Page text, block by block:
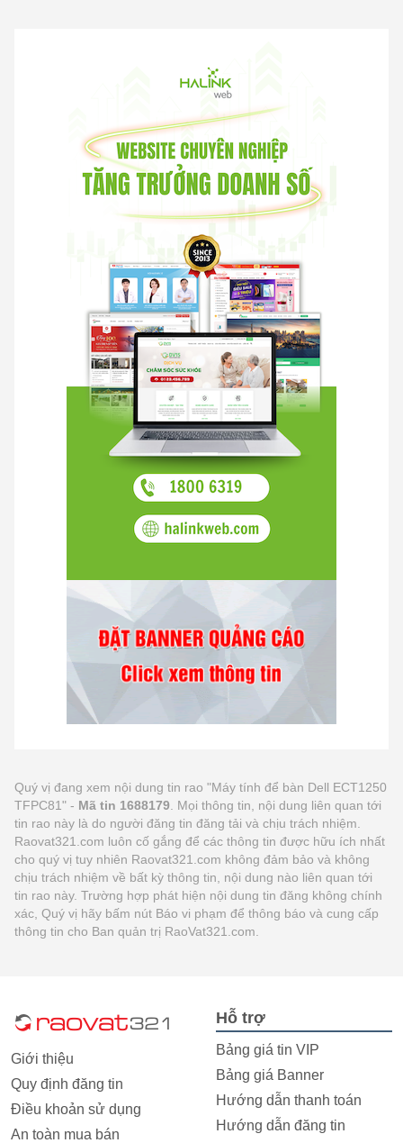
Quý vị đang xem nội dung tin rao "Máy tính để bàn Dell ECT1250
TFPC81" - Mã tin 1688179 . Mọi thông tin, nội dung liên quan tới
tin rao này là do người đăng tin đăng tải và chịu trách nhiệm.
Raovat321.com luôn cố gắng để các thông tin được hữu ích nhất
cho quý vị tuy nhiên Raovat321.com không đảm bảo và không
chịu trách nhiệm về bất kỳ thông tin, nội dung nào liên quan tới
tin rao này. Trường hợp phát hiện nội dung tin đăng không chính
xác, Quý vị hãy bấm nút Báo vi phạm để thông báo và cung cấp
thông tin cho Ban quản trị RaoVat321.com.
Giới thiệu
Quy định đăng tin
Điều khoản sử dụng
An toàn mua bán
Hỗ trợ
Bảng giá tin VIP
Bảng giá Banner
Hướng dẫn thanh toán
Hướng dẫn đăng tin